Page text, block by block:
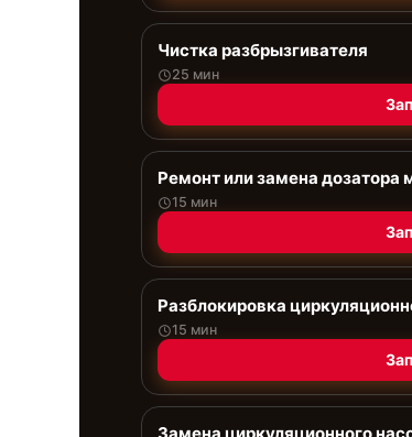
Чистка разбрызгивателя
25 мин
Ремонт или замена дозатора
15 мин
Разблокировка
15 мин